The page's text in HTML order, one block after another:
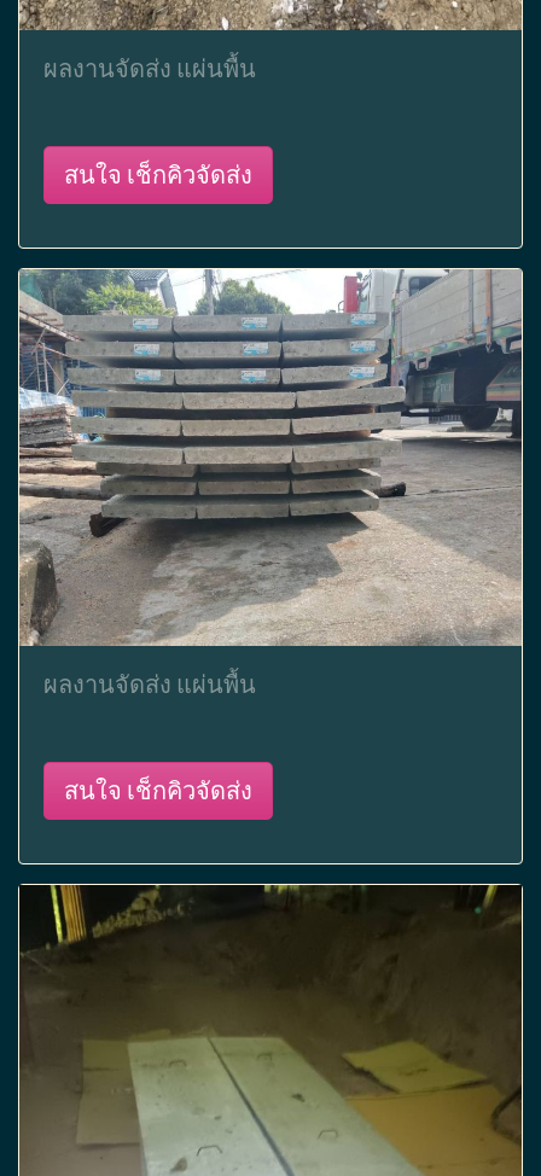
ผลงานจัดส่ง แผ่นพื้น
สนใจ เช็กคิวจัดส่ง
ผลงานจัดส่ง แผ่นพื้น
สนใจ เช็กคิวจัดส่ง